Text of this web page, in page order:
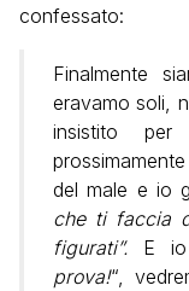
confessato:
Finalmente
eravamo soli,
insistito
del male e io
che ti faccia
figurati”. E
prova!“,